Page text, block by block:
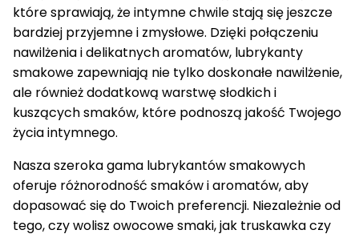
które sprawiają, że intymne chwile stają się jeszcze
bardziej przyjemne i zmysłowe. Dzięki połączeniu
nawilżenia i delikatnych aromatów, lubrykanty
smakowe zapewniają nie tylko doskonałe nawilżenie,
ale również dodatkową warstwę słodkich i
kuszących smaków, które podnoszą jakość Twojego
życia intymnego.
Nasza szeroka gama lubrykantów smakowych
oferuje różnorodność smaków i aromatów, aby
dopasować się do Twoich preferencji. Niezależnie od
tego, czy wolisz owocowe smaki, jak truskawka czy